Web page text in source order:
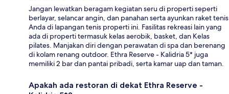
Jangan lewatkan beragam kegiatan seru di properti seperti
berlayar, selancar angin, dan panahan serta ayunkan raket tenis
Anda di lapangan tenis properti ini. Fasilitas rekreasi lain yang
ada di properti termasuk kelas aerobik, basket, dan Kelas
pilates. Manjakan diri dengan perawatan di spa dan berenang
di kolam renang outdoor. Ethra Reserve - Kalidria 5* juga
memiliki 2 bar dan pantai pribadi, serta kamar uap dan taman.
Apakah ada restoran di dekat Ethra Reserve -